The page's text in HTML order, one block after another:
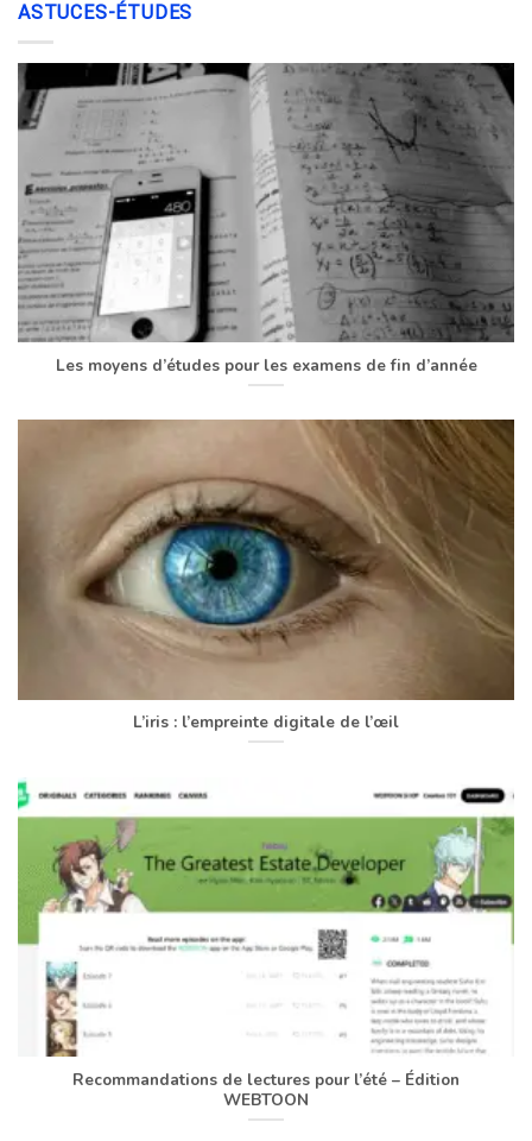
ASTUCES-ÉTUDES
Les moyens d’études pour les examens de fin d’année
L’iris : l’empreinte digitale de l’œil
Recommandations de lectures pour l’été – Édition
WEBTOON